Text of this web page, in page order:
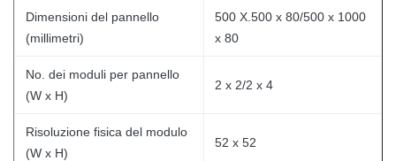
Dimensioni del pannello
(millimetri)
500 X.500 x 80/500 x 1000
x 80
No. dei moduli per pannello
(W x H)
2 x 2/2 x 4
Risoluzione fisica del modulo
(W x H)
52 x 52